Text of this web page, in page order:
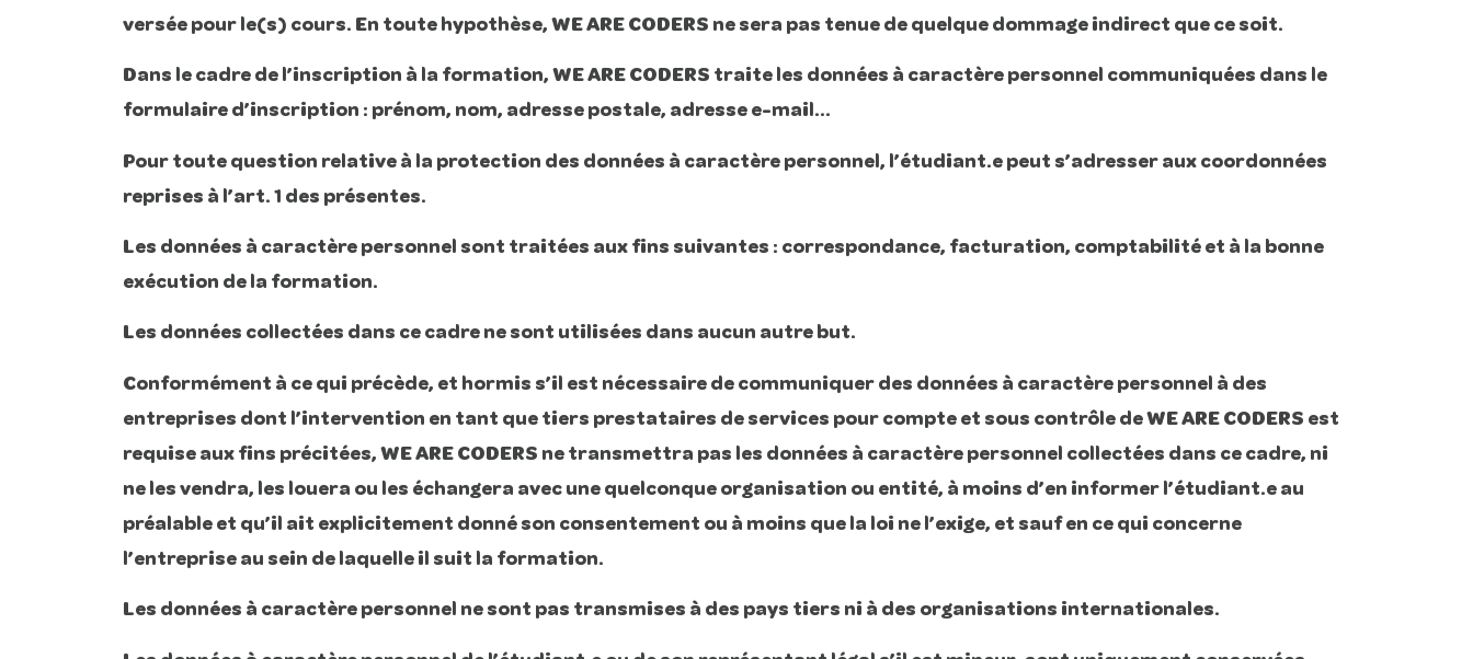
versée pour le(s) cours. En toute hypothèse, WE ARE CODERS ne sera pas tenue de quelque dommage indirect que ce soit.
Dans le cadre de l’inscription à la formation, WE ARE CODERS traite les données à caractère personnel communiquées dans le
formulaire d’inscription : prénom, nom, adresse postale, adresse e-mail…
Pour toute question relative à la protection des données à caractère personnel, l’étudiant.e peut s’adresser aux coordonnées
reprises à l’art. 1 des présentes.
Les données à caractère personnel sont traitées aux fins suivantes : correspondance, facturation, comptabilité et à la bonne
exécution de la formation.
Les données collectées dans ce cadre ne sont utilisées dans aucun autre but.
Conformément à ce qui précède, et hormis s’il est nécessaire de communiquer des données à caractère personnel à des
entreprises dont l’intervention en tant que tiers prestataires de services pour compte et sous contrôle de WE ARE CODERS est
requise aux fins précitées, WE ARE CODERS ne transmettra pas les données à caractère personnel collectées dans ce cadre, ni
ne les vendra, les louera ou les échangera avec une quelconque organisation ou entité, à moins d’en informer l’étudiant.e au
préalable et qu’il ait explicitement donné son consentement ou à moins que la loi ne l’exige, et sauf en ce qui concerne
l’entreprise au sein de laquelle il suit la formation.
Les données à caractère personnel ne sont pas transmises à des pays tiers ni à des organisations internationales.